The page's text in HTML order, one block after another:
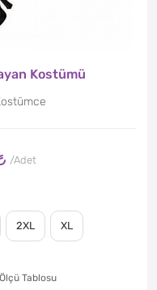
Kostümü
2XL XL
Tablosu